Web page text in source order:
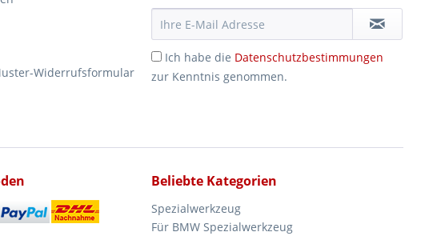
Widerrufsformular
Ich habe die Datenschutzbestimmungen
zur Kenntnis genommen.
Beliebte Kategorien
Spezialwerkzeug
Für BMW Spezialwerkzeug